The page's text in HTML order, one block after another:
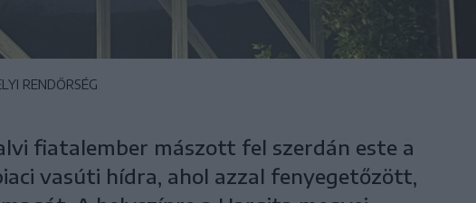
RENDŐRSÉG
fiatalember mászott fel szerdán este a
vasúti hídra, ahol azzal fenyegetőzött,